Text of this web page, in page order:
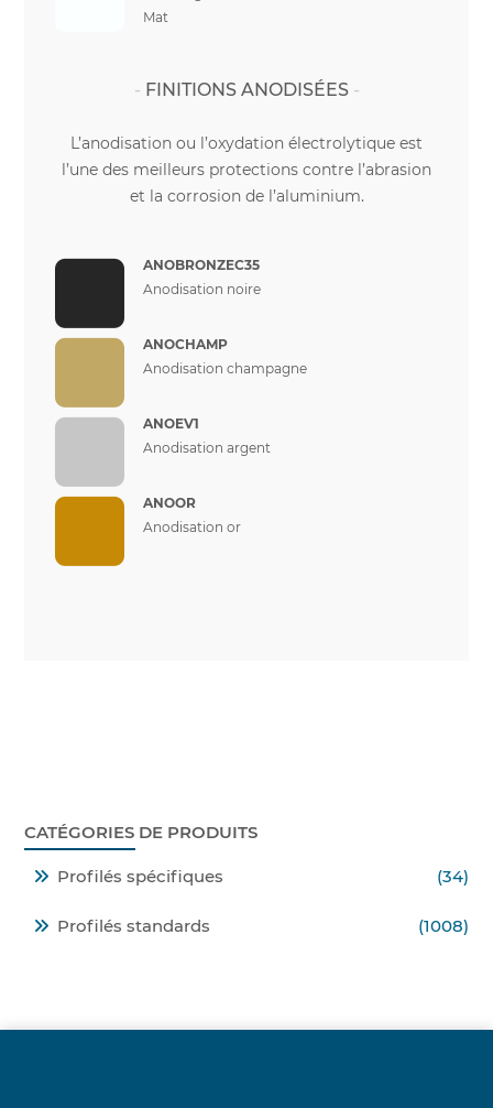
Mat
FINITIONS ANODISÉES
L’anodisation ou l’oxydation électrolytique est
l’une des meilleurs protections contre l’abrasion
et la corrosion de l’aluminium.
ANOBRONZEC35
Anodisation noire
ANOCHAMP
Anodisation champagne
ANOEV1
Anodisation argent
ANOOR
Anodisation or
CATÉGORIES DE PRODUITS
Profilés spécifiques (34)
Profilés standards (1008)